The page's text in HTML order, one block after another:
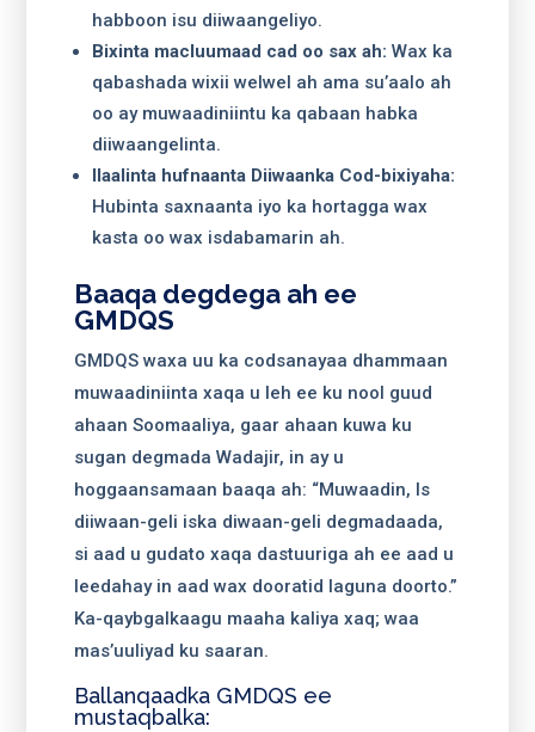
habboon isu diiwaangeliyo.
Bixinta macluumaad cad oo sax ah: Wax ka
qabashada wixii welwel ah ama su’aalo ah
oo ay muwaadiniintu ka qabaan habka
diiwaangelinta.
Ilaalinta hufnaanta Diiwaanka Cod-bixiyaha:
Hubinta saxnaanta iyo ka hortagga wax
kasta oo wax isdabamarin ah.
Baaqa degdega ah ee
GMDQS
GMDQS waxa uu ka codsanayaa dhammaan
muwaadiniinta xaqa u leh ee ku nool guud
ahaan Soomaaliya, gaar ahaan kuwa ku
sugan degmada Wadajir, in ay u
hoggaansamaan baaqa ah: “Muwaadin, Is
diiwaan-geli iska diwaan-geli degmadaada,
si aad u gudato xaqa dastuuriga ah ee aad u
leedahay in aad wax dooratid laguna doorto.”
Ka-qaybgalkaagu maaha kaliya xaq; waa
mas’uuliyad ku saaran.
Ballanqaadka GMDQS ee
mustaqbalka: